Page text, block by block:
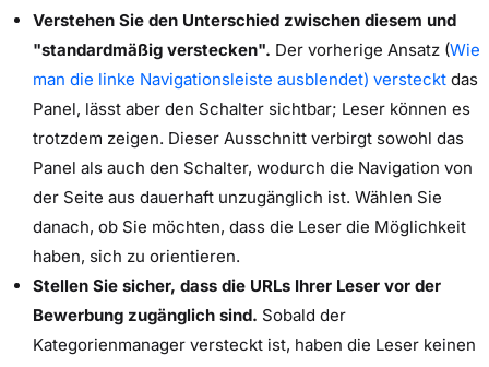
Verstehen Sie den Unterschied zwischen diesem und
"standardmäßig verstecken". Der vorherige Ansatz (Wie
man die linke Navigationsleiste ausblendet) versteckt das
Panel, lässt aber den Schalter sichtbar; Leser können es
trotzdem zeigen. Dieser Ausschnitt verbirgt sowohl das
Panel als auch den Schalter, wodurch die Navigation von
der Seite aus dauerhaft unzugänglich ist. Wählen Sie
danach, ob Sie möchten, dass die Leser die Möglichkeit
haben, sich zu orientieren.
Stellen Sie sicher, dass die URLs Ihrer Leser vor der
Bewerbung zugänglich sind. Sobald der
Kategorienmanager versteckt ist, haben die Leser keinen